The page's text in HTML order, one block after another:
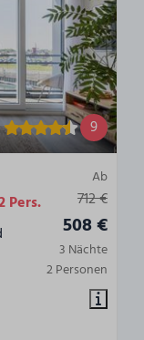
9
Ab
712 €
508 €
3 Nächte
2 Personen
Pers.